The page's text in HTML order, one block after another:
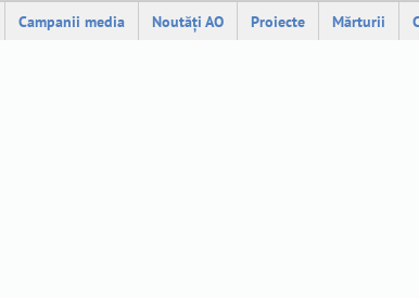
Campanii media Noutăți AO Proiecte Mărturii